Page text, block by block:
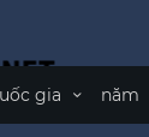
gia năm